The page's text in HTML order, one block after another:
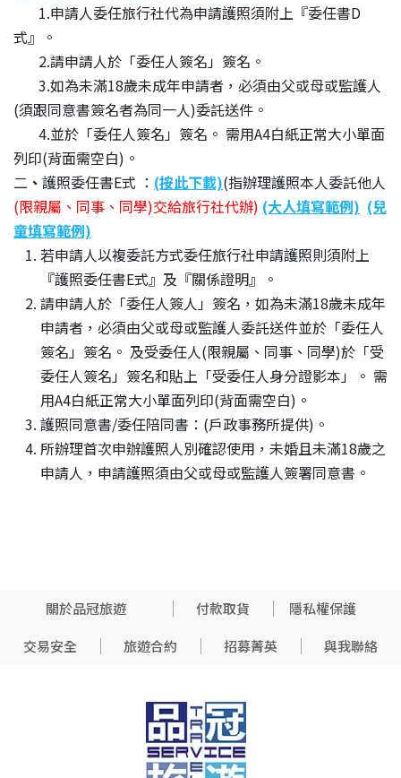
1.申請人委任旅行社代為申請護照須附上『委任書D
式』。
2.請申請人於「委任人簽名」簽名。
3.如為未滿18歲未成年申請者，必須由父或母或監護人
(須跟同意書簽名者為同一人)委託送件。
4.並於「委任人簽名」簽名。 需用A4白紙正常大小單面
列印(背面需空白)。
二 、 護照委任書E式 ： (按此下載)(指辦理護照本人委託他人
(限親屬、同事、同學)交給旅行社代辦) (大人填寫範例) (兒
童填寫範例)
若申請人以複委託方式委任旅行社申請護照則須附上
『護照委任書E式』及『關係證明』。
請申請人於「委任人簽人」簽名，如為未滿18歲未成年
申請者，必須由父或母或監護人委託送件並於「委任人
簽名」簽名。 及受委任人(限親屬、同事、同學)於「受
委任人簽名」簽名和貼上「受委任人身分證影本」。 需
用A4白紙正常大小單面列印(背面需空白)。
護照同意書/委任陪同書：(戶政事務所提供)。
所辦理首次申辦護照人別確認使用，未婚且未滿18歲之
申請人，申請護照須由父或母或監護人簽署同意書。
關於品冠旅遊 付款取貨
隱私權保護
交易安全
旅遊合約 招募菁英 與我聯絡